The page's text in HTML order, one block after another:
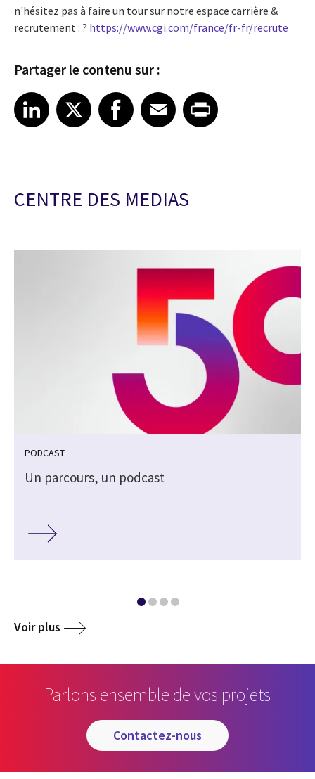
n'hésitez pas à faire un tour sur notre espace carrière &
recrutement : ? https://www.cgi.com/france/fr-fr/recrute
Partager le contenu sur :
Share article on LinkedIn
LinkedIn
Share article on XShare article on Facebook
Facebook
Share article on Email
EmailShare article on Print
CENTRE DES MEDIAS
PODCAST
Un parcours, un podcast
Voir plus
Parlons ensemble de vos projets
contactez-nous